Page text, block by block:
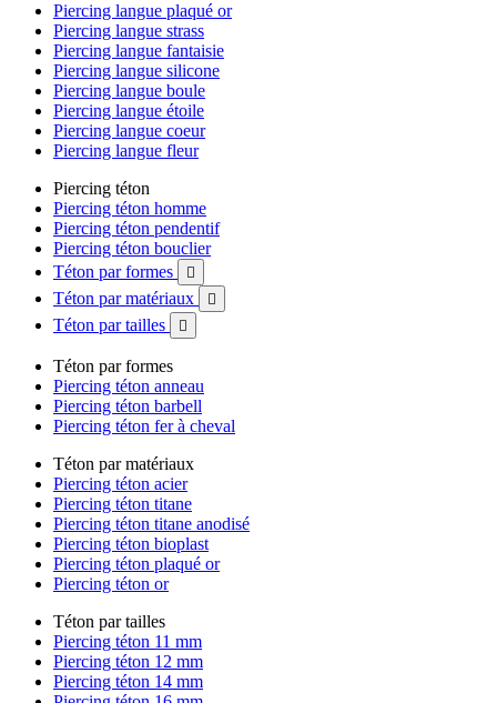
Piercing langue plaqué or
Piercing langue strass
Piercing langue fantaisie
Piercing langue silicone
Piercing langue boule
Piercing langue étoile
Piercing langue coeur
Piercing langue fleur
Piercing téton
Piercing téton homme
Piercing téton pendentif
Piercing téton bouclier
Téton par formes

Téton par matériaux 
Téton par tailles 
Téton par formes
Piercing téton anneau
Piercing téton barbell
Piercing téton fer à cheval
Téton par matériaux
Piercing téton acier
Piercing téton titane
Piercing téton titane anodisé
Piercing téton bioplast
Piercing téton plaqué or
Piercing téton or
Téton par tailles
Piercing téton 11 mm
Piercing téton 12 mm
Piercing téton 14 mm